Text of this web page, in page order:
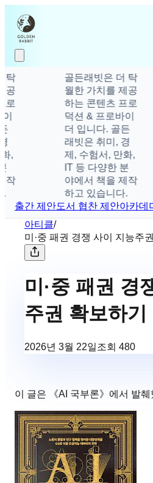
골든래빗은 더 탁
월한 가치를 제공
하는 콘텐츠 프로
덕션 & 프로바이
더 입니다. 골든
래빗은 취미, 경
제, 수험서, 만화,
IT 등 다양한 분
야에서 책을 제작
하고 있습니다.
출간 제안도서 협찬 제안아카데
아티클/
미·중 패권 경쟁 사이 지능주
미·중 패권 경
주권 확보하기
2026년 3월 22일조회 480
이 글은 《AI 국부론》에서 발췌